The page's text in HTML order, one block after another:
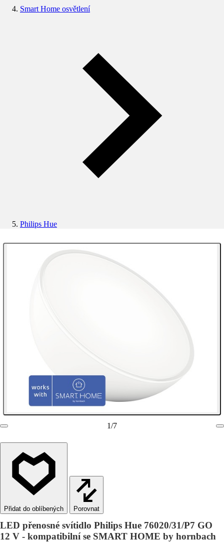
Smart Home osvětlení
Philips Hue
1/7
Porovnat
LED přenosné svítidlo Philips Hue 76020/31/P7 GO
12 V - kompatibilní se SMART HOME by hornbach